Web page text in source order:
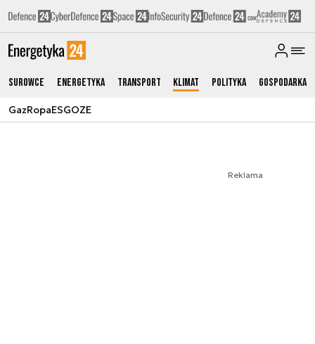
Surowce Energetyka Transport Klimat Polityka Gospodarka
GazRopaESGOZE
Reklama